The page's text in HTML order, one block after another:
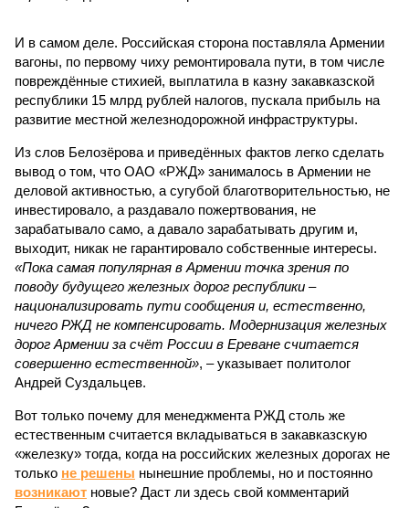
И в самом деле. Российская сторона поставляла Армении
вагоны, по первому чиху ремонтировала пути, в том числе
повреждённые стихией, выплатила в казну закавказской
республики 15 млрд рублей налогов, пускала прибыль на
развитие местной железнодорожной инфраструктуры.
Из слов Белозёрова и приведённых фактов легко сделать
вывод о том, что ОАО «РЖД» занималось в Армении не
деловой активностью, а сугубой благотворительностью, не
инвестировало, а раздавало пожертвования, не
зарабатывало само, а давало зарабатывать другим и,
выходит, никак не гарантировало собственные интересы.
«Пока самая популярная в Армении точка зрения по
поводу будущего железных дорог рес­публики –
национализировать пути сообщения и, естественно,
ничего РЖД не компенсировать. Модернизация железных
дорог Армении за счёт России в Ереване считается
совершенно естественной», – указывает политолог
Андрей Суздальцев.
Вот только почему для менеджмента РЖД столь же
естественным считается вкладываться в закавказскую
«железку» тогда, когда на российских железных дорогах не
только не решены нынешние проблемы, но и постоянно
возникают новые? Даст ли здесь свой комментарий